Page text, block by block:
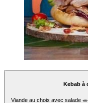
Kebab à
Viande au choix avec salade